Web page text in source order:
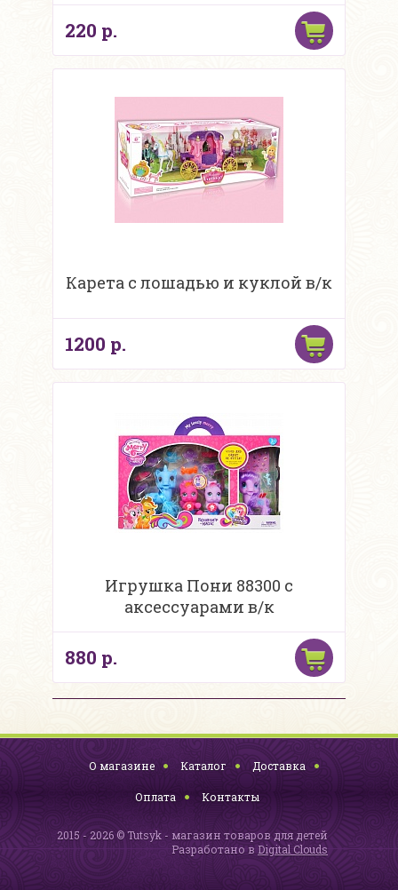
220 р.
Карета с лошадью и куклой в/к
1200 р.
Игрушка Пони 88300 с
аксессуарами в/к
880 р.
О магазине Каталог Доставка
Оплата Контакты
2015 - 2026 © Tutsyk - магазин товаров для детей
Разработано в Digital Clouds